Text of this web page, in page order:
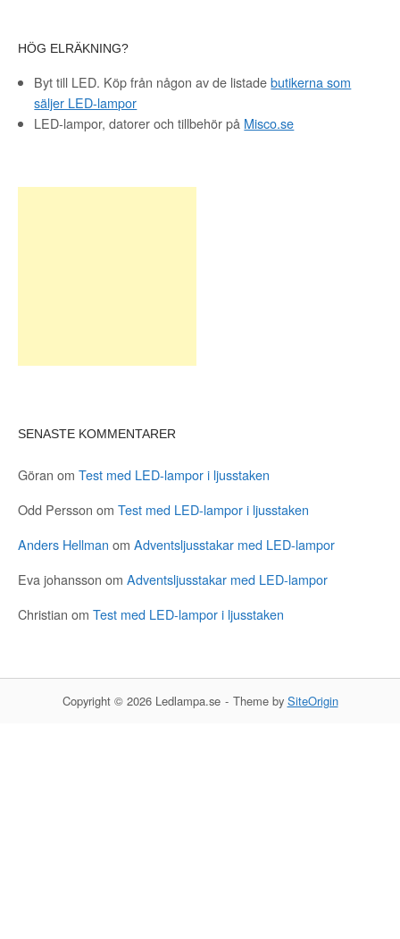
HÖG ELRÄKNING?
Byt till LED. Köp från någon av de listadebutikerna som
säljer LED-lampor
LED-lampor, datorer och tillbehör på Misco.se
SENASTE KOMMENTARER
Göran om Test med LED-lampor i ljusstaken
Odd Persson om Test med LED-lampor i ljusstaken
Anders Hellman om Adventsljusstakar med LED-lampor
Eva johansson om Adventsljusstakar med LED-lampor
Christian om Test med LED-lampor i ljusstaken
Copyright © 2026 Ledlampa.se Theme by SiteOrigin